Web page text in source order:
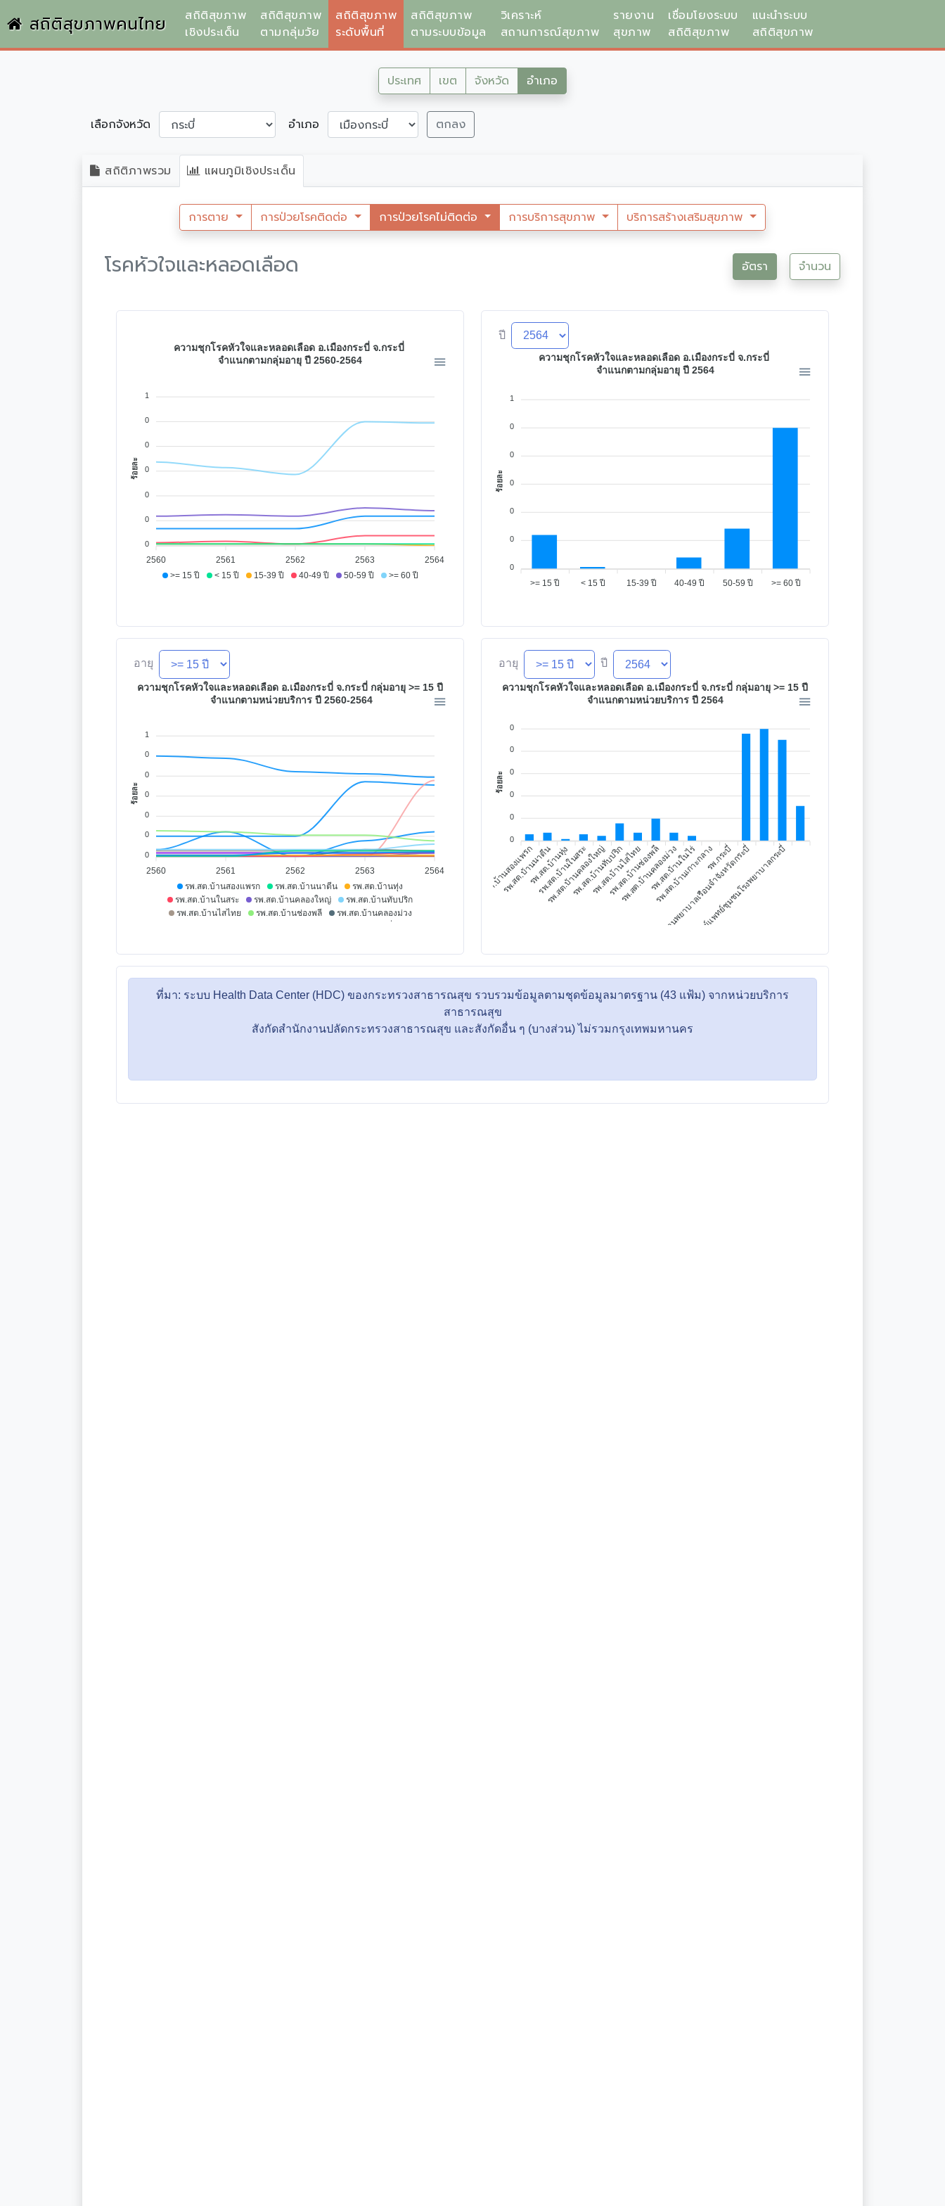
สถิติสุขภาพคนไทย
สถิติสุขภาพ
เชิงประเด็น
สถิติสุขภาพ
ตามกลุ่มวัย
สถิติสุขภาพ
ระดับพื้นที่
สถิติสุขภาพ
ตามระบบข้อมูล
วิเคราะห์
สถานการณ์สุขภาพ
รายงาน
สุขภาพ
เชื่อมโยงระบบ
สถิติสุขภาพ
แนะนำระบบ
สถิติสุขภาพ
ประเทศ เขต จังหวัด อำเภอ
เลือกจังหวัด อำเภอ ตกลง
สถิติภาพรวม แผนภูมิเชิงประเด็น
การตาย การป่วยโรคติดต่อ การป่วยโรคไม่ติดต่อ การบริการสุขภาพ บริการสร้างเสริมสุขภาพ
โรคหัวใจและหลอดเลือด อัตรา จำนวน